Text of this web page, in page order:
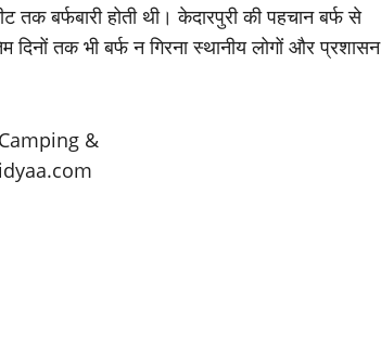
बर्फबारी होती थी। केदारपुरी की पहचान बर्फ से
तक भी बर्फ न गिरना स्थानीय लोगों और प्रशासन